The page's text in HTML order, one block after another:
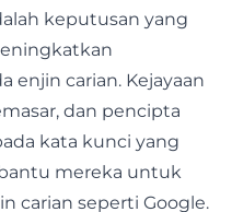
keputusan yang
enjin carian. Kejayaan
dan pencipta
kata kunci yang
mereka untuk
carian seperti Google.